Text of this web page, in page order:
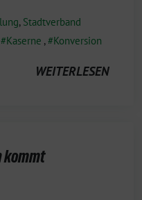
, Stadtverband
Kaserne , Konversion
WEITERLESEN
kommt